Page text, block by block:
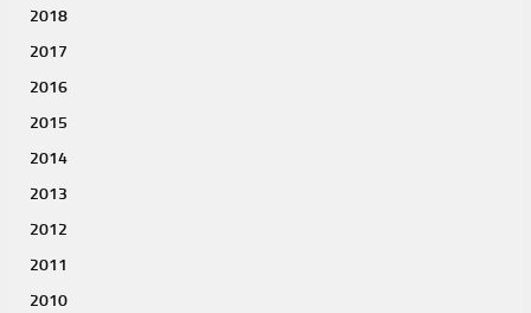
2018
2017
2016
2015
2014
2013
2012
2011
2010